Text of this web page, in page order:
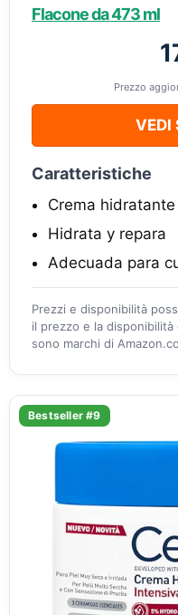
Flacone da 473 ml
Prezzo
VEDI
Caratteristiche
Crema
Hidrata y repara
Adecuada para
Prezzi e disponibilità
il prezzo e la
sono marchi di
Bestseller #9